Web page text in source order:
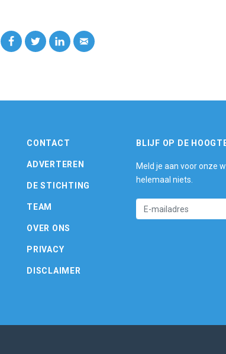
CONTACT
ADVERTEREN
DE STICHTING
TEAM
OVER ONS
PRIVACY
DISCLAIMER
BLIJF OP DE
Meld je aan voor onze
helemaal niets.